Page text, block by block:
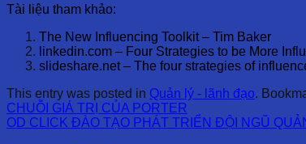
Tài liệu tham khảo:
The New Influencing Toolkit – Tim Baker
linkedin.com – Four Strategies to be More
slideshare.net – The four strategies of
This entry was posted in Quản lý - lãnh đạo.
CHUỖI GIÁ TRỊ CỦA PORTER
OD CLICK ĐÀO TẠO PHÁT TRIỂN ĐỘI NGŨ